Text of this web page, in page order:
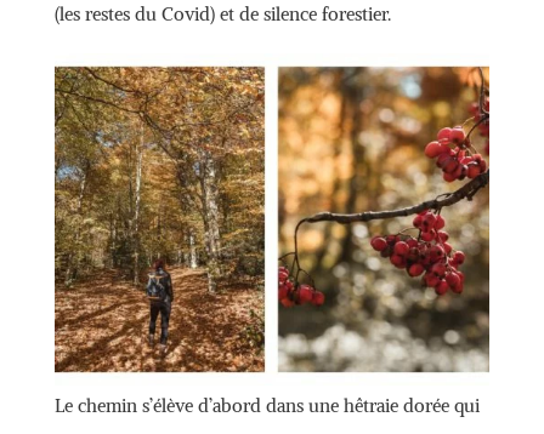
(les restes du Covid) et de silence forestier.
Le chemin s’élève d’abord dans une hêtraie dorée qui